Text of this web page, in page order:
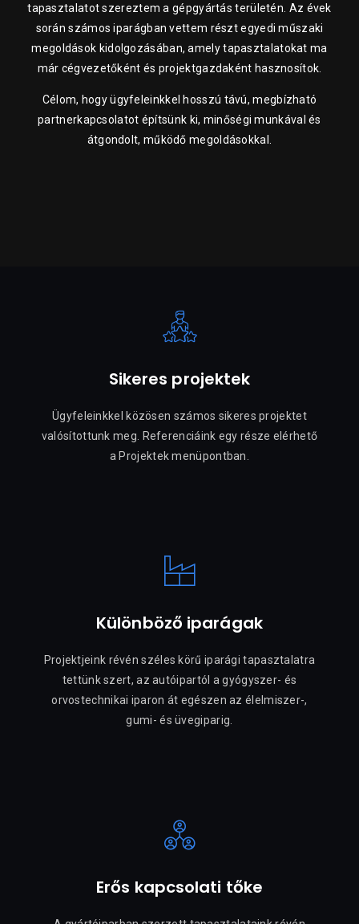
tapasztalatot szereztem a gépgyártás területén. Az évek
során számos iparágban vettem részt egyedi műszaki
megoldások kidolgozásában, amely tapasztalatokat ma
már cégvezetőként és projektgazdaként hasznosítok.
Célom, hogy ügyfeleinkkel hosszú távú, megbízható
partnerkapcsolatot építsünk ki, minőségi munkával és
átgondolt, működő megoldásokkal.
Sikeres projektek
Ügyfeleinkkel közösen számos sikeres projektet
valósítottunk meg. Referenciáink egy része elérhető
a Projektek menüpontban.
Különböző iparágak
Projektjeink révén széles körű iparági tapasztalatra
tettünk szert, az autóipartól a gyógyszer- és
orvostechnikai iparon át egészen az élelmiszer-,
gumi- és üvegiparig.
Erős kapcsolati tőke